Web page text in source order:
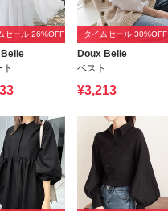
セール 26%OFF
ト
タイムセール 30%OFF
Doux Belle
ベスト
¥3,213